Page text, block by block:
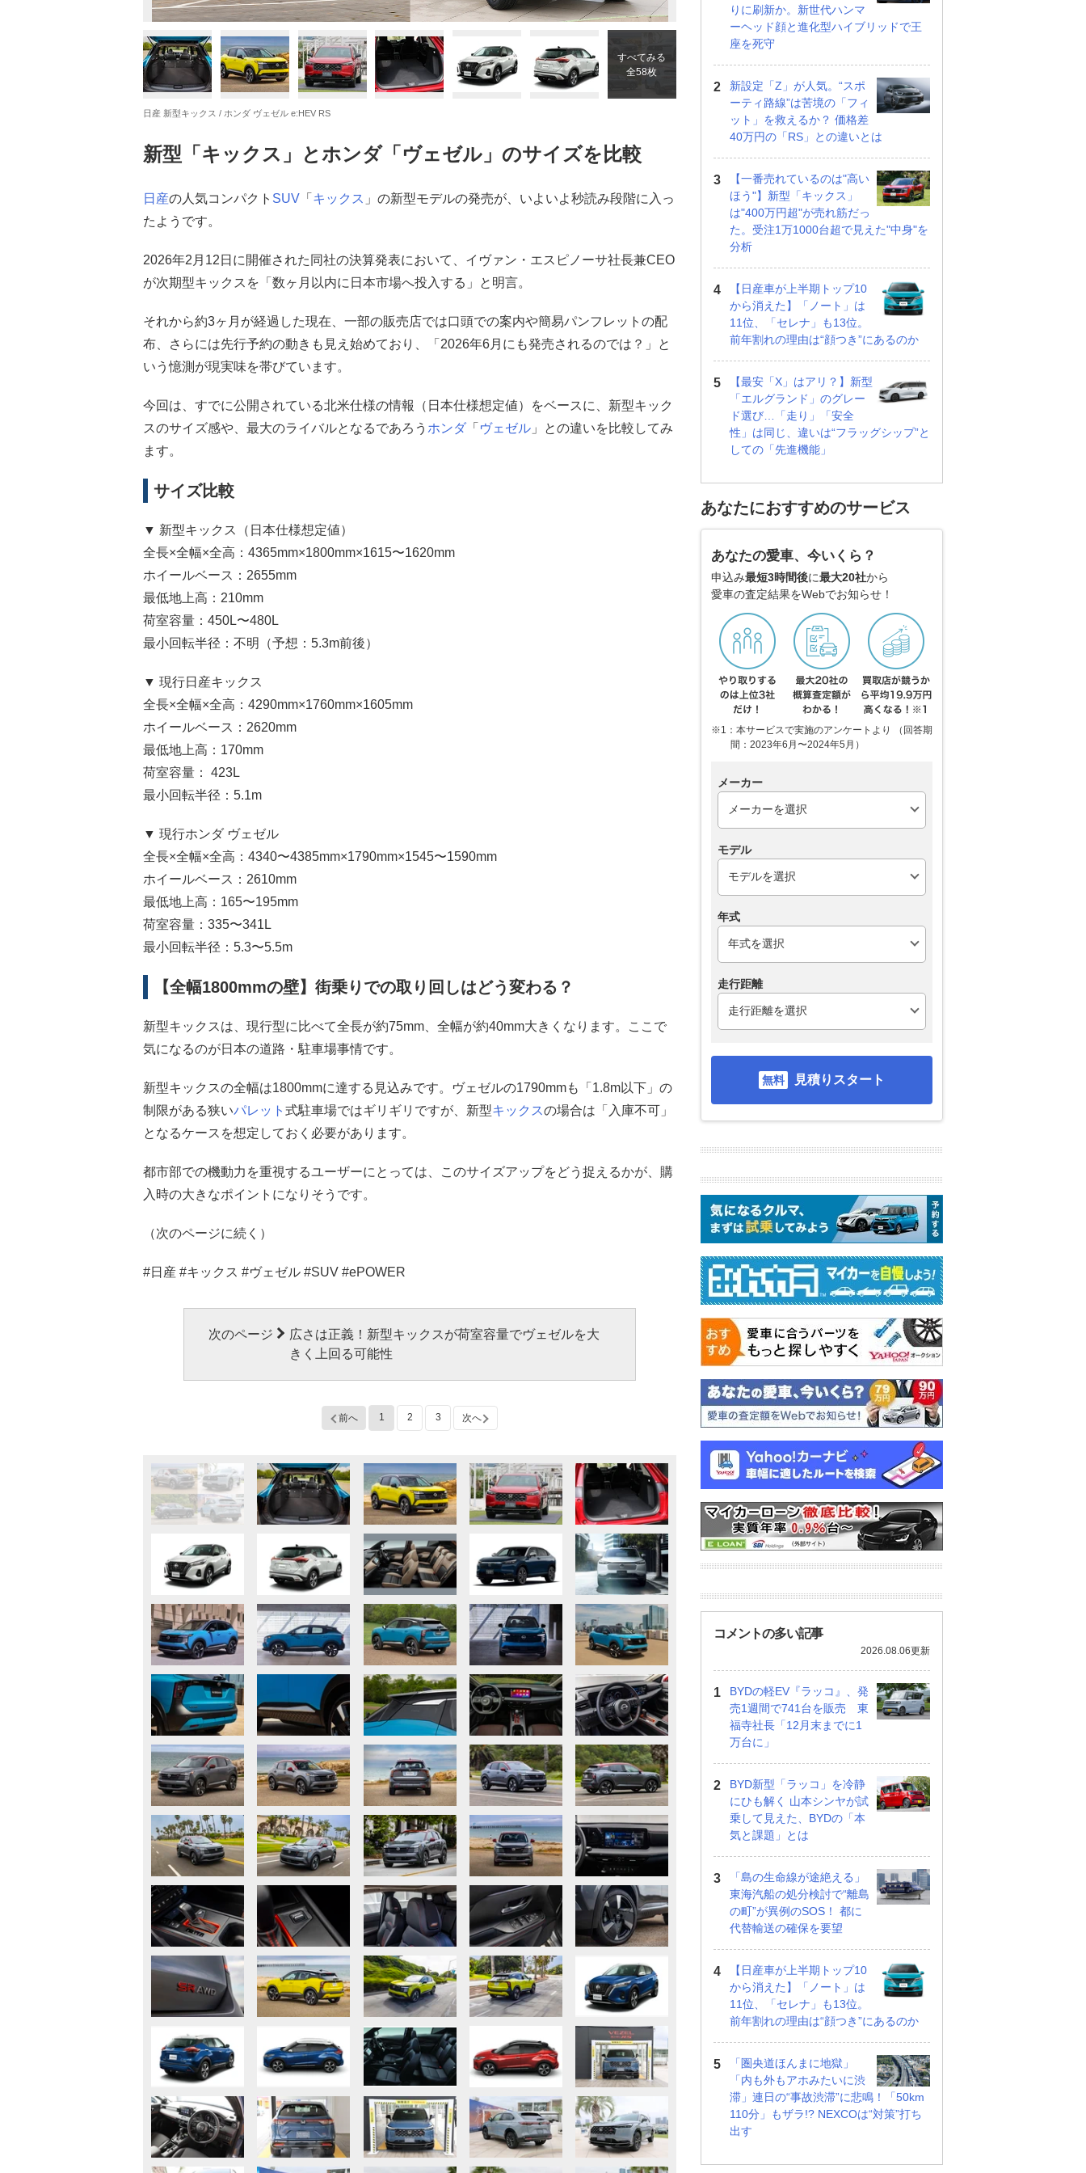
すべてみる
全58枚
日産 新型キックス / ホンダ ヴェゼル e:HEV RS
新型「キックス」とホンダ「ヴェゼル」のサイズを比較
日産の人気コンパクト SUV 「 キックス 」の新型モデルの発売が、いよいよ秒読み段階に入っ
たようです。
2026年2月12日に開催された同社の決算発表において、イヴァン・エスピノーサ社長兼CEO
が次期型キックスを「数ヶ月以内に日本市場へ投入する」と明言。
それから約3ヶ月が経過した現在、一部の販売店では口頭での案内や簡易パンフレットの配
布、さらには先行予約の動きも見え始めており、「2026年6月にも発売されるのでは？」と
いう憶測が現実味を帯びています。
今回は、すでに公開されている北米仕様の情報（日本仕様想定値）をベースに、新型キック
スのサイズ感や、最大のライバルとなるであろう ホンダ 「 ヴェゼル 」との違いを比較してみ
ます。
サイズ比較
▼ 新型キックス（日本仕様想定値）
全長×全幅×全高：4365mm×1800mm×1615〜1620mm
ホイールベース：2655mm
最低地上高：210mm
荷室容量：450L〜480L
最小回転半径：不明（予想：5.3m前後）
▼ 現行日産キックス
全長×全幅×全高：4290mm×1760mm×1605mm
ホイールベース：2620mm
最低地上高：170mm
荷室容量： 423L
最小回転半径：5.1m
▼ 現行ホンダ ヴェゼル
全長×全幅×全高：4340〜4385mm×1790mm×1545〜1590mm
ホイールベース：2610mm
最低地上高：165〜195mm
荷室容量：335〜341L
最小回転半径：5.3〜5.5m
【全幅1800mmの壁】街乗りでの取り回しはどう変わる？
新型キックスは、現行型に比べて全長が約75mm、全幅が約40mm大きくなります。ここで
気になるのが日本の道路・駐車場事情です。
新型キックスの全幅は1800mmに達する見込みです。ヴェゼルの1790mmも「1.8m以下」の
制限がある狭いパレット 式駐車場ではギリギリですが、新型キックスの場合は「入庫不可」
となるケースを想定しておく必要があります。
都市部での機動力を重視するユーザーにとっては、このサイズアップをどう捉えるかが、購
入時の大きなポイントになりそうです。
（次のページに続く）
#日産 #キックス #ヴェゼル #SUV #ePOWER
次のページ
広さは正義！新型キックスが荷室容量でヴェゼルを大
きく上回る可能性
前へ 1 2 3 次へ
りに刷新か。新世代ハンマ
ーヘッド顔と進化型ハイブリッドで王
座を死守
新設定「Z」が人気。“スポ
ーティ路線”は苦境の「フィ
ット」を救えるか？ 価格差
40万円の「RS」との違いとは
【一番売れているのは"高い
ほう"】新型「キックス」
は"400万円超"が売れ筋だっ
た。受注1万1000台超で見えた"中身"を
分析
【日産車が上半期トップ10
から消えた】「ノート」は
11位、「セレナ」も13位。
前年割れの理由は“顔つき”にあるのか
【最安「X」はアリ？】新型
「エルグランド」のグレー
ド選び…「走り」「安全
性」は同じ、違いは“フラッグシップ”と
しての「先進機能」
あなたにおすすめのサービス
あなたの愛車、今いくら？
申込み最短3時間後に最大20社から
愛車の査定結果をWebでお知らせ！
※1：本サービスで実施のアンケートより （回答期
間：2023年6月〜2024年5月）
メーカー
モデル
年式
走行距離
見積りスタート
コメントの多い記事
2026.08.06更新
BYDの軽EV『ラッコ』、発
売1週間で741台を販売 東
福寺社長「12月末までに1
万台に」
BYD新型「ラッコ」を冷静
にひも解く 山本シンヤが試
乗して見えた、BYDの「本
気と課題」とは
「島の生命線が途絶える」
東海汽船の処分検討で“離島
の町”が異例のSOS！ 都に
代替輸送の確保を要望
【日産車が上半期トップ10
から消えた】「ノート」は
11位、「セレナ」も13位。
前年割れの理由は“顔つき”にあるのか
「圏央道ほんまに地獄」
「内も外もアホみたいに渋
滞」連日の“事故渋滞”に悲鳴！「50km
110分」もザラ!? NEXCOは“対策”打ち
出す